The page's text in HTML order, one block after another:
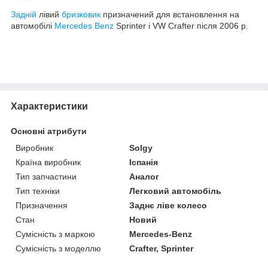
Задній лівий бризковик призначений для встановлення на
автомобілі Mercedes Benz Sprinter і VW Crafter після 2006 р.
Характеристики
Основні атрибути
Виробник
Solgy
Країна виробник
Іспанія
Тип запчастини
Аналог
Тип техніки
Легковий автомобіль
Призначення
Заднє ліве колесо
Стан
Новий
Сумісність з маркою
Mercedes-Benz
Сумісність з моделлю
Crafter, Sprinter